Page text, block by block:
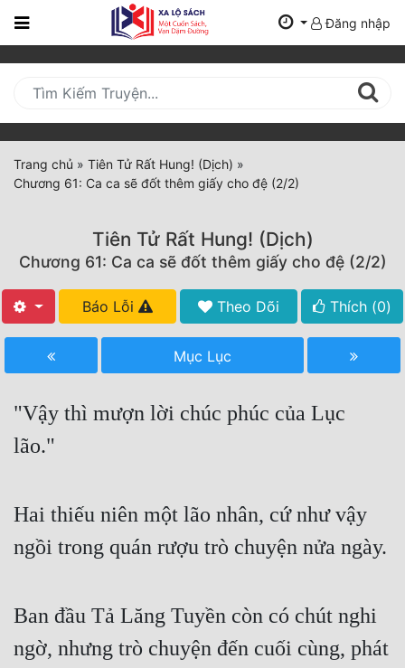
Trang
Mới
Cập
Nhật
(current)
Tất Cả
Hoàn Thành
Truyện Convert
Truyện Dịch
Truyện ngắn
Xa Lộ Dịch
Đăng nhập
Trang chủ » Tiên Tử Rất Hung! (Dịch) »
Chương 61: Ca ca sẽ đốt thêm giấy cho đệ (2/2)
Tiên Tử Rất Hung! (Dịch)
Chương 61: Ca ca sẽ đốt thêm giấy cho đệ (2/2)
Báo Lỗi Theo Dõi Thích (0)
Mục Lục
"Vậy thì mượn lời chúc phúc của Lục
lão."
Hai thiếu niên một lão nhân, cứ như vậy
ngồi trong quán rượu trò chuyện nửa ngày.
Ban đầu Tả Lăng Tuyền còn có chút nghi
ngờ, nhưng trò chuyện đến cuối cùng, phát